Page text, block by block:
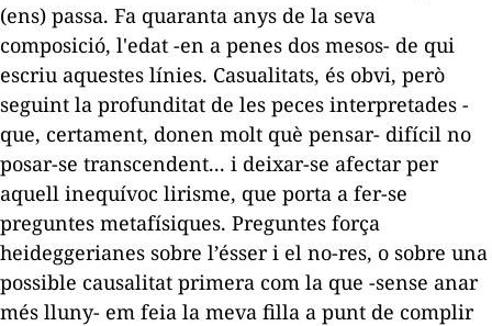
(ens) passa. Fa quaranta anys de la seva
composició, l'edat -en a penes dos mesos- de qui
escriu aquestes línies. Casualitats, és obvi, però
seguint la profunditat de les peces interpretades -
que, certament, donen molt què pensar- difícil no
posar-se transcendent... i deixar-se afectar per
aquell inequívoc lirisme, que porta a fer-se
preguntes metafísiques. Preguntes força
heideggerianes sobre l’ésser i el no-res, o sobre una
possible causalitat primera com la que -sense anar
més lluny- em feia la meva filla a punt de complir